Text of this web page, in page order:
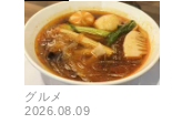
グルメ
2026.08.09